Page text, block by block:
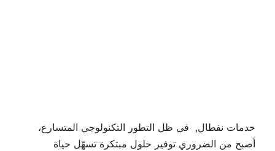
خدمات نفطال, في ظل التطور التكنولوجي المتسارع،
أصبح من الضروري توفير حلول مبتكرة تسهّل حياة